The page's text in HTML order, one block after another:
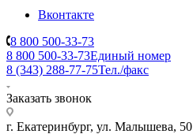
Вконтакте
8 800 500-33-73
8 800 500-33-73Единый номер
8 (343) 288-77-75Тел./факс
Заказать звонок
г. Екатеринбург, ул. Малышева, 50